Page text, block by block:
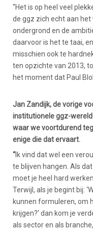
“Het is op heel veel
de ggz zich echt aan het
ondergrond en de
daarvoor is het te taai,
misschien ook te
ten opzichte van 2013,
het moment dat Paul
Jan Zandijk, de vorige
institutionele ggz-
waar we voortdurend
enige die dat ervaart.
“ Ik vind dat wel een
te blijven hangen. Als
moet je heel hard
Terwijl, als je begint bij:
kunnen formuleren, om
krijgen?’ dan kom je
als sector en als